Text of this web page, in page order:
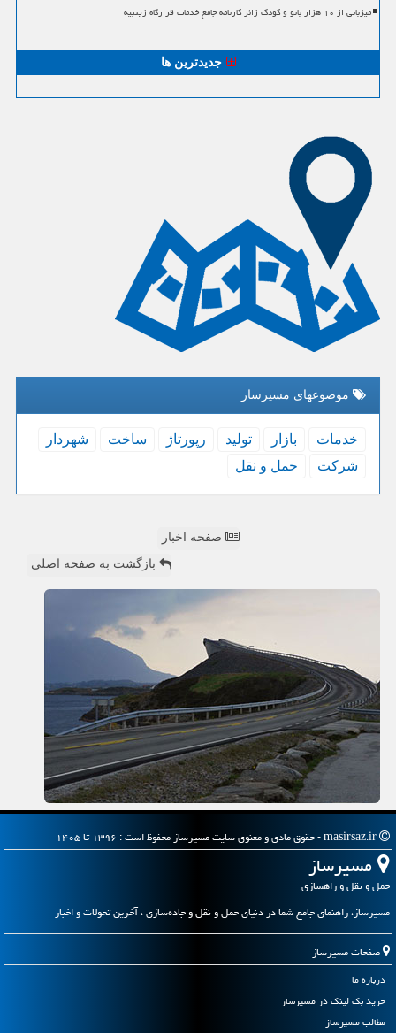
میزبانی از ۱۰ هزار بانو و کودک زائر کارنامه جامع خدمات قرارگاه زینبیه
جدیدترین ها
موضوعهای مسیرساز
خدمات بازار تولید رپورتاژ ساخت
شهردار
شركت
حمل و نقل
صفحه اخبار
بازگشت به صفحه اصلی
مسیرساز
حمل و نقل و راهسازی
مسیرساز، راهنمای جامع شما در دنیای حمل و نقل و جاده‌سازی ، آخرین تحولات و اخبار
صفحات مسیرساز
درباره ما
خرید بک لینک در مسیرساز
مطالب مسیرساز